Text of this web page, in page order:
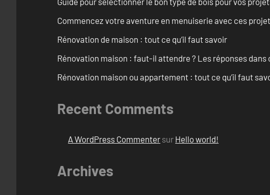
Commencez votre aventure en menuiserie avec ces
Rénovation de maison : tout ce qu’il faut savoir
Rénovation maison : faut-il attendre ? Les réponses dans
Rénovation maison ou appartement : tout ce qu’il faut
Recent Comments
A WordPress Commenter sur Hello world!
Archives